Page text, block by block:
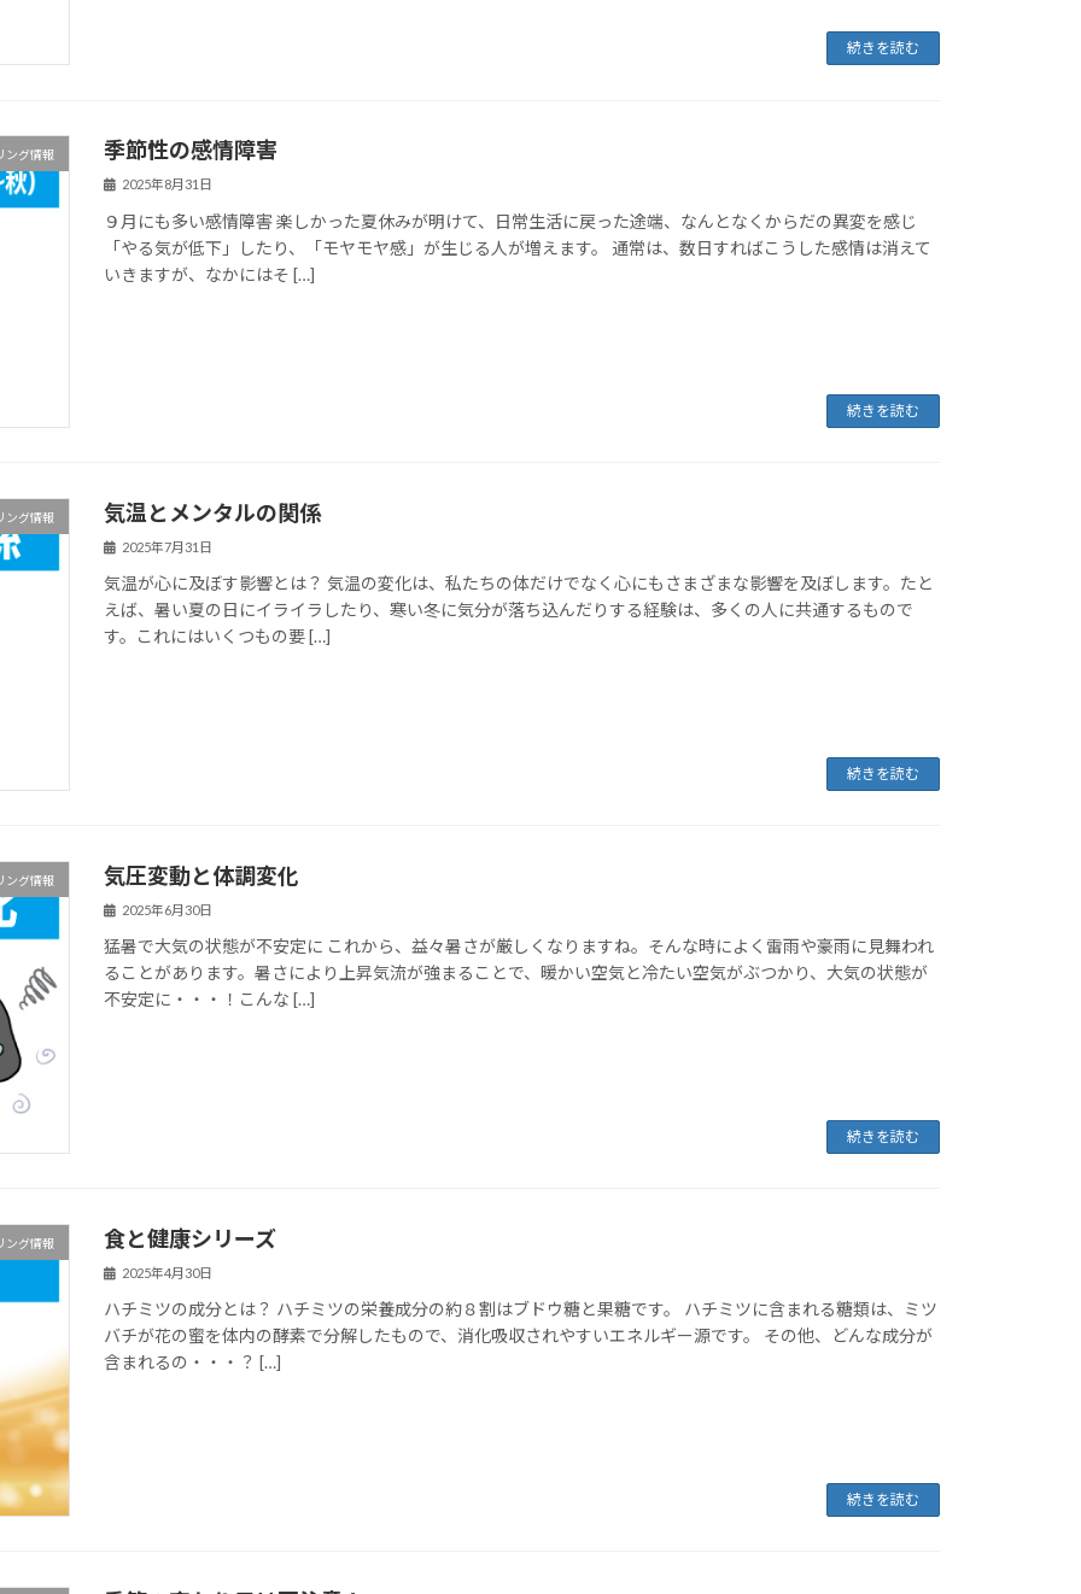
続きを読む
ング情報 季節性の感情障害
2025年8月31日
９月にも多い感情障害 楽しかった夏休みが明けて、日常生活に戻った途端、なんとなくからだの異変を感じ
「やる気が低下」したり、「モヤモヤ感」が生じる人が増えます。 通常は、数日すればこうした感情は消えて
いきますが、なかにはそ […]
続きを読む
ング情報 気温とメンタルの関係
2025年7月31日
気温が心に及ぼす影響とは？ 気温の変化は、私たちの体だけでなく心にもさまざまな影響を及ぼします。たと
えば、暑い夏の日にイライラしたり、寒い冬に気分が落ち込んだりする経験は、多くの人に共通するもので
す。これにはいくつもの要 […]
続きを読む
ング情報 気圧変動と体調変化
2025年6月30日
猛暑で大気の状態が不安定に これから、益々暑さが厳しくなりますね。そんな時によく雷雨や豪雨に見舞われ
ることがあります。暑さにより上昇気流が強まることで、暖かい空気と冷たい空気がぶつかり、大気の状態が
不安定に・・・！こんな […]
続きを読む
ング情報 食と健康シリーズ
2025年4月30日
ハチミツの成分とは？ ハチミツの栄養成分の約８割はブドウ糖と果糖です。 ハチミツに含まれる糖類は、ミツ
バチが花の蜜を体内の酵素で分解したもので、消化吸収されやすいエネルギー源です。 その他、どんな成分が
含まれるの・・・？ […]
続きを読む